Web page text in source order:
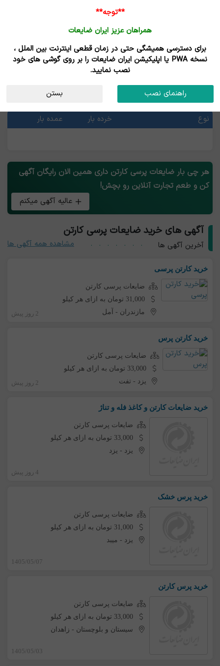
خرید و فروش ضایعات پرسی کارتن
قیمت ضایعات پرسی کارتن
آخرین قیمت ها
نوع
خرده بار عمده بار
هر چی بار ضایعات پرسی کارتن داری همین الان رایگان آگهی
کن و طعم تجارت آنلاین رو بچش!
عالیه آگهی میکنم
آگهی های خرید ضایعات پرسی کارتن
آخرین آگهی ها مشاهده همه آگهی ها
خرید کارتن پرسی
ضایعات پرسی کارتن
31,000 تومان به ازای هر کیلو
مازندران - آمل 2 روز پیش
خرید کارتن پرس
ضایعات پرسی کارتن
33,000 تومان به ازای هر کیلو
یزد -تفت 2 روز پیش
خرید ضایعات کارتن و کاغذ فله و تناژ
ضایعات پرسی کارتن
33,000 تومان به ازای هر کیلو
یزد - یزد
4 روز پیش
خرید پرس خشک
ضایعات پرسی کارتن
31,000 تومان به ازای هر کیلو
یزد - میبد
1405/05/07
خرید پرس کارتن
ضایعات پرسی کارتن
33,000 تومان به ازای هر کیلو
سیستان و بلوچستان - زاهدان
1405/05/03
**توجه**
همراهان عزیز ایران ضایعات
برای دسترسی همیشگی حتی در زمان قطعی اینترنت بین الملل ،
نسخه PWA یا اپلیکیشن ایران ضایعات را بر روی گوشی های خود
نصب نمایید.
راهنمای نصب بستن